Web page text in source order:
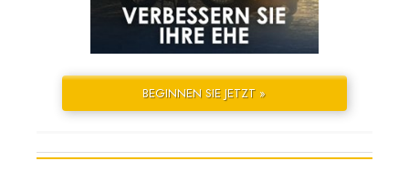
BEGINNEN SIE JETZT »